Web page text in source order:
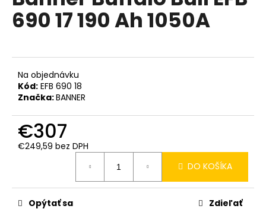
0,0
z690 17 190 Ah 1050A
Na objednávku
Kód: EFB 690 18
Značka:BANNER
€307
€249,59 bez DPH
DO KOŠÍKA
Opýtať sa Zdieľať
á
j
ť
?
O
d